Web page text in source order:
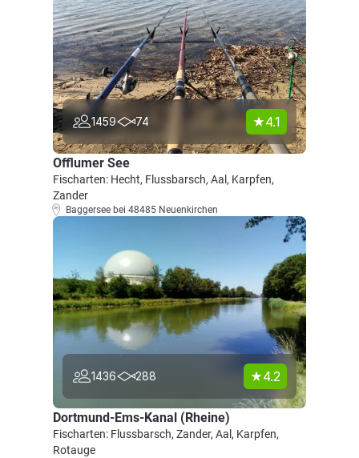
1459 74 4.1
Offlumer See
Fischarten: Hecht, Flussbarsch, Aal, Karpfen,
Zander
Baggersee bei 48485 Neuenkirchen
1436 288 4.2
Dortmund-Ems-Kanal (Rheine)
Fischarten: Flussbarsch, Zander, Aal, Karpfen,
Rotauge